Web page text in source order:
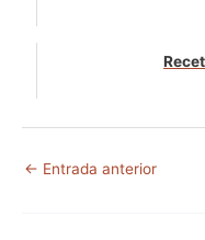
← Entrada anterior